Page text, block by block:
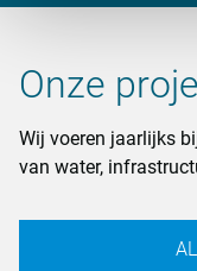
Onze
Wij voeren jaarlijks
van water,